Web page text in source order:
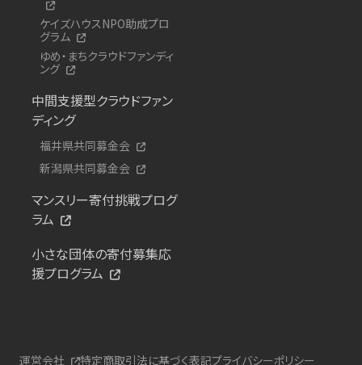
ケイズハウスNPO助成プロ
グラム
ゆめ・まちクラウドファンディ
ング
中間支援型クラウドファン
ディング
福井県共同募金会
新潟県共同募金会
マンスリー寄付挑戦プログ
ラム
小さな団体の寄付募集応
援プログラム
運営会社 特定商取引法に基づく表記プライバシーポリシー